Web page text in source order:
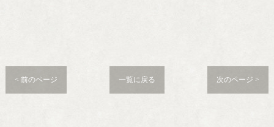
< 前のページ 一覧に戻る 次のページ >